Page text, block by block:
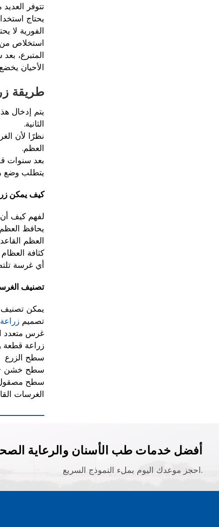
تتوفر
يحتاج
الفورية لا
استخلاص من
المتبرع،
الأحيان
طريقة
يتم إدخال
الثانية.
نظرًا لأن
العظم.
بعد سنوات
يتطلب وضع
كيف يمكن
لفهم كيف أن
يحافظ
العظم
كثافة
أي غرسة
تصنيف
يمكن تصنيف
تصميم
غرس متعدد
زراعة
سطح الزرع
سطح خشن -
سطح مصقول -
الغرسات
أفضل خدمات طب الأسنان والرعاية
احجز موعدك اليوم بملء النموذج السريع.